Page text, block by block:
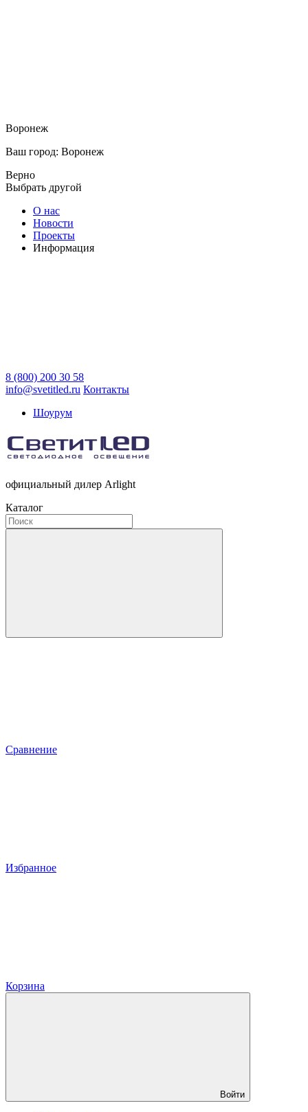
Воронеж
Ваш город: Воронеж
Верно
Выбрать другой
О нас
Новости
Проекты
Информация
8 (800) 200 30 58
info@svetitled.ru Контакты
Шоурум
официальный дилер Arlight
Каталог
Сравнение
Избранное
Корзина
Войти